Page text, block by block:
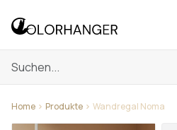
Home Produkte Wandregal Noma